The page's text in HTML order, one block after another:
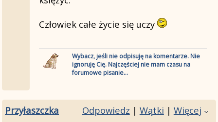
Człowiek całe życie się uczy
Wybacz, jeśli nie odpisuję na komentarze. Nie
ignoruję Cię. Najczęściej nie mam czasu na
forumowe pisanie...
Przyłaszczka Odpowiedz | Wątki | Więcej